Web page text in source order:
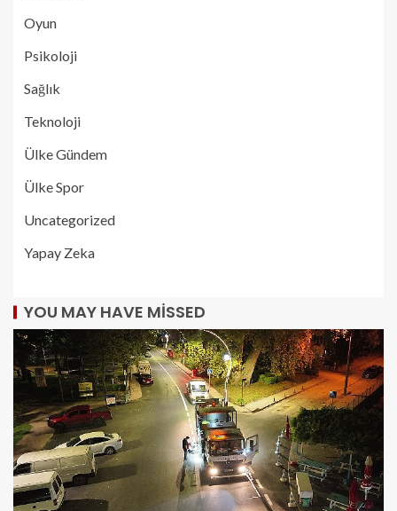
Oyun
Psikoloji
Sağlık
Teknoloji
Ülke Gündem
Ülke Spor
Uncategorized
Yapay Zeka
YOU MAY HAVE MISSED